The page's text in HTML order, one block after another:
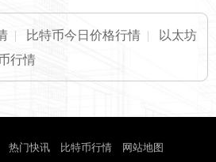
| 比特币今日价格行情 |
以太坊
行情
热门快讯 比特币行情 网站地图